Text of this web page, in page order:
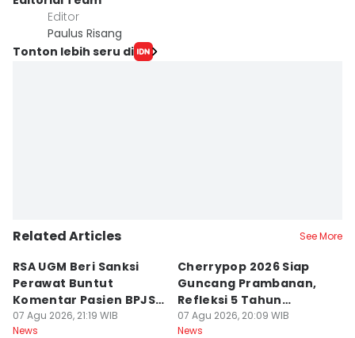
Editor
Paulus Risang
Tonton lebih seru di
Related Articles See More
RSA UGM Beri Sanksi
Perawat Buntut
Komentar Pasien BPJS
di Medsos
07 Agu 2026, 21:19 WIB
News
Cherrypop 2026 Siap
Guncang Prambanan,
Refleksi 5 Tahun
Perjalanan
07 Agu 2026, 20:09 WIB
News